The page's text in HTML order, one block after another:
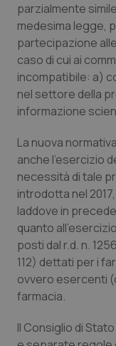
Sardegna
Sicilia
Toscana
Valle D’Aosta
Veneto
Malattia di
Obesità
Oncologia
Psoriasi &
parzialmente
medesima legge,
partecipazione
caso di cui ai
incompatibile: a)
nel settore della
informazione
La nuova
anche l’esercizio
necessità di tale
introdotta nel
laddove in
quanto
posti dal r.d. n.
112) dettati per i
ovvero esercenti
farmacia.
Il Consiglio di